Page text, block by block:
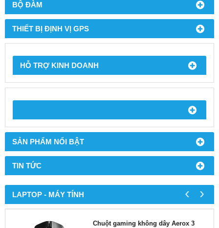
BỘ ĐÀM
THIẾT BỊ ĐỊNH VỊ GPS
HỖ TRỢ KINH DOANH
SẢN PHẨM NỔI BẬT
TIN TỨC
LAPTOP - MÁY TÍNH
Chuột gaming không dây Aerox 3
‹ ›